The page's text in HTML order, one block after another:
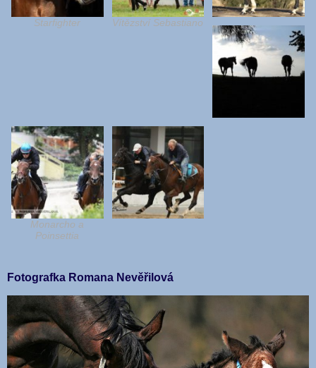
Starfighter Vítězství Sebastiano
Monarcho a
Poinsettia
Fotografka Romana Nevěřilová